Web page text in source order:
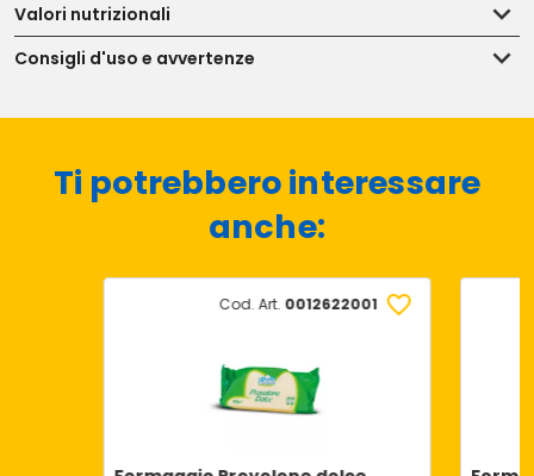
Valori nutrizionali
Consigli d'uso e avvertenze
Ti potrebbero interessare
anche:
Cod. Art. 0012622001